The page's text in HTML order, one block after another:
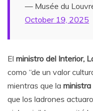
— Musée du
October 19, 2025
El ministro del Interior,
como “de un valor
mientras que la ministra
que los ladrones